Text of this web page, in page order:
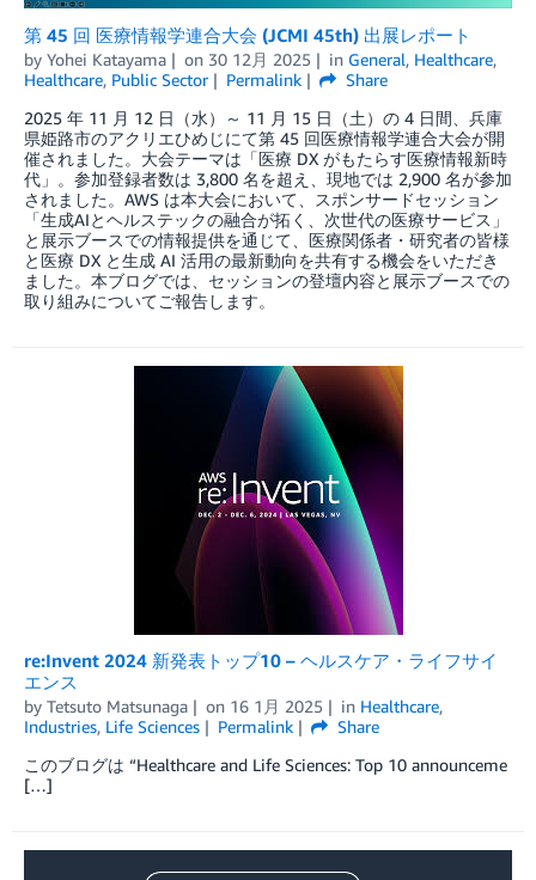
第 45 回 医療情報学連合大会 (JCMI 45th) 出展レポート
by Yohei Katayama on 30 12月 2025 in General, Healthcare,
Healthcare, Public Sector Permalink
Share
2025 年 11 月 12 日（水）～ 11 月 15 日（土）の 4 日間、兵庫
県姫路市のアクリエひめじにて第 45 回医療情報学連合大会が開
催されました。大会テーマは「医療 DX がもたらす医療情報新時
代」。参加登録者数は 3,800 名を超え、現地では 2,900 名が参加
されました。AWS は本大会において、スポンサードセッション
「生成AIとヘルステックの融合が拓く、次世代の医療サービス」
と展示ブースでの情報提供を通じて、医療関係者・研究者の皆様
と医療 DX と生成 AI 活用の最新動向を共有する機会をいただき
ました。本ブログでは、セッションの登壇内容と展示ブースでの
取り組みについてご報告します。
re:Invent 2024 新発表トップ10 – ヘルスケア・ライフサイ
エンス
by Tetsuto Matsunaga on 16 1月 2025 in Healthcare,
Industries, Life Sciences Permalink
Share
このブログは “Healthcare and Life Sciences: Top 10 announceme
[…]